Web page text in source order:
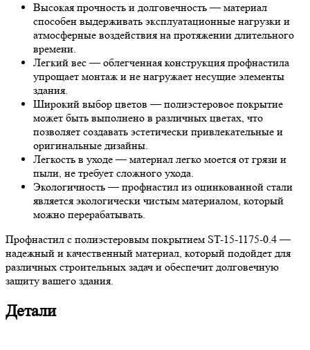
Высокая прочность и долговечность — материал
способен выдерживать эксплуатационные нагрузки и
атмосферные воздействия на протяжении длительного
времени.
Легкий вес — облегченная конструкция профнастила
упрощает монтаж и не нагружает несущие элементы
здания.
Широкий выбор цветов — полиэстеровое покрытие
может быть выполнено в различных цветах, что
позволяет создавать эстетически привлекательные и
оригинальные дизайны.
Легкость в уходе — материал легко моется от грязи и
пыли, не требует сложного ухода.
Экологичность — профнастил из оцинкованной стали
является экологически чистым материалом, который
можно перерабатывать.
Профнастил с полиэстеровым покрытием ST-15-1175-0.4 —
надежный и качественный материал, который подойдет для
различных строительных задач и обеспечит долговечную
защиту вашего здания.
Детали